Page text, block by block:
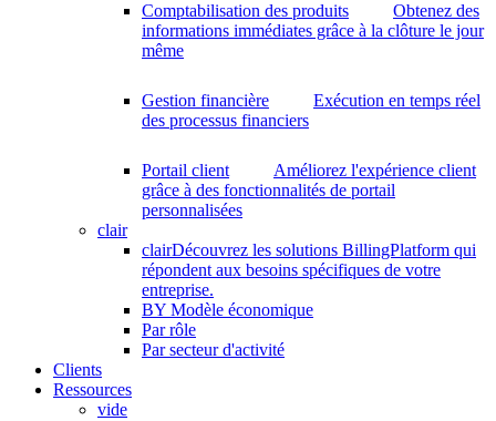
Comptabilisation des produits
Obtenez des
informations immédiates grâce à la clôture le jour
même
Gestion financière
Exécution en temps réel
des processus financiers
Portail client
Améliorez l'expérience client
grâce à des fonctionnalités de portail
personnalisées
clair
clairDécouvrez les solutions BillingPlatform qui
répondent aux besoins spécifiques de votre
entreprise.
BY Modèle économique
Par rôle
Par secteur d'activité
Clients
Ressources
vide